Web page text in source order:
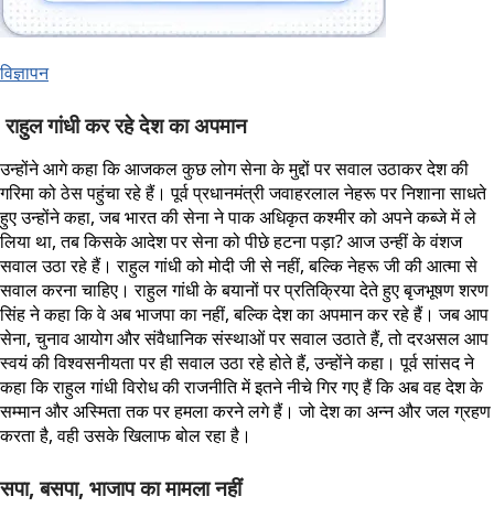
विज्ञापन
राहुल गांधी कर रहे देश का अपमान
उन्होंने आगे कहा कि आजकल कुछ लोग सेना के मुद्दों पर सवाल उठाकर देश की
गरिमा को ठेस पहुंचा रहे हैं। पूर्व प्रधानमंत्री जवाहरलाल नेहरू पर निशाना साधते
हुए उन्होंने कहा, जब भारत की सेना ने पाक अधिकृत कश्मीर को अपने कब्जे में ले
लिया था, तब किसके आदेश पर सेना को पीछे हटना पड़ा? आज उन्हीं के वंशज
सवाल उठा रहे हैं। राहुल गांधी को मोदी जी से नहीं, बल्कि नेहरू जी की आत्मा से
सवाल करना चाहिए। राहुल गांधी के बयानों पर प्रतिक्रिया देते हुए बृजभूषण शरण
सिंह ने कहा कि वे अब भाजपा का नहीं, बल्कि देश का अपमान कर रहे हैं। जब आप
सेना, चुनाव आयोग और संवैधानिक संस्थाओं पर सवाल उठाते हैं, तो दरअसल आप
स्वयं की विश्वसनीयता पर ही सवाल उठा रहे होते हैं, उन्होंने कहा। पूर्व सांसद ने
कहा कि राहुल गांधी विरोध की राजनीति में इतने नीचे गिर गए हैं कि अब वह देश के
सम्मान और अस्मिता तक पर हमला करने लगे हैं। जो देश का अन्न और जल ग्रहण
करता है, वही उसके खिलाफ बोल रहा है।
सपा, बसपा, भाजाप का मामला नहीं